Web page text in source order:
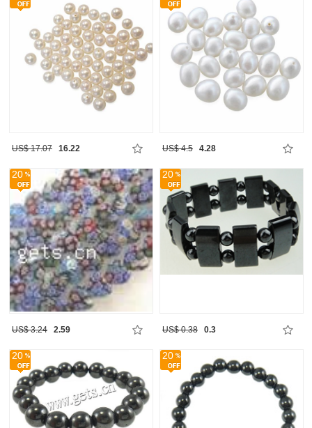
US$ 17.07 16.22 US$ 4.5 4.28
20
US$ 3.24 2.59
20
US$ 0.38 0.3
20 20